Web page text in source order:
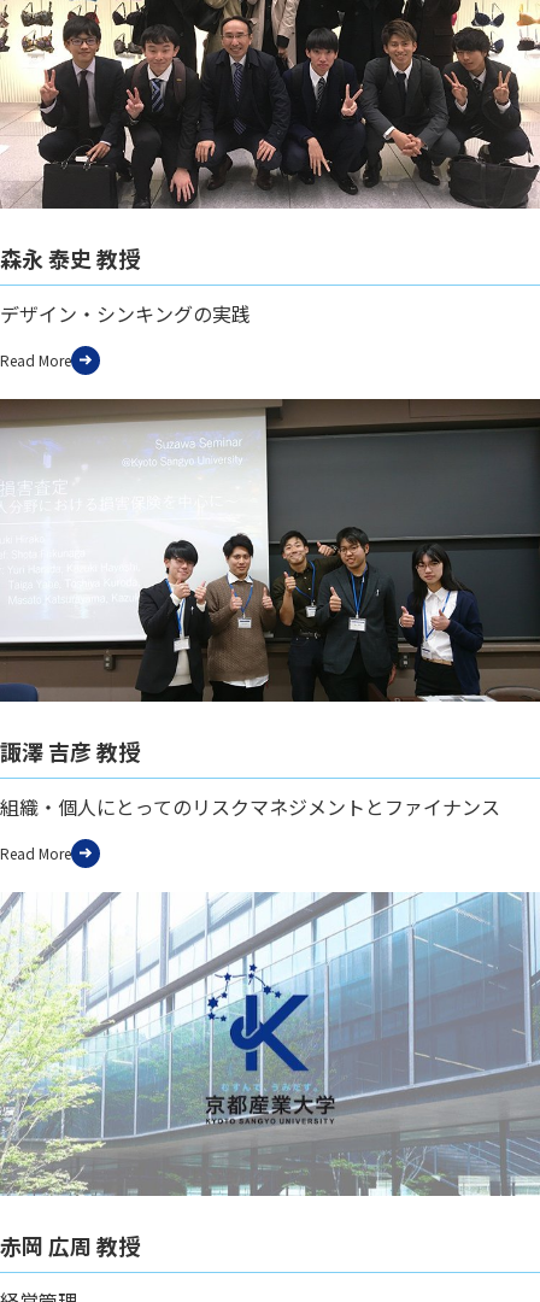
森永 泰史 教授
デザイン・シンキングの実践
Read More
諏澤 吉彦 教授
組織・個人にとってのリスクマネジメントとファイナンス
Read More
赤岡 広周 教授